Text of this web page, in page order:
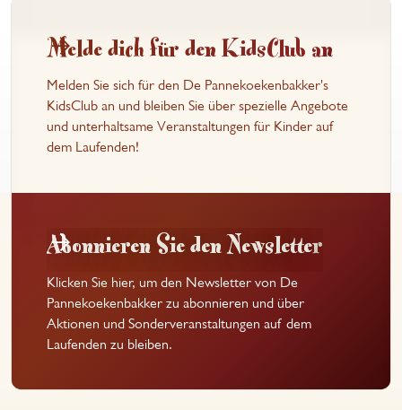
Melde dich für den KidsClub an
Melden Sie sich für den De Pannekoekenbakker's
KidsClub an und bleiben Sie über spezielle Angebote
und unterhaltsame Veranstaltungen für Kinder auf
dem Laufenden!
Abonnieren Sie den Newsletter
Klicken Sie hier, um den Newsletter von De
Pannekoekenbakker zu abonnieren und über
Aktionen und Sonderveranstaltungen auf dem
Laufenden zu bleiben.